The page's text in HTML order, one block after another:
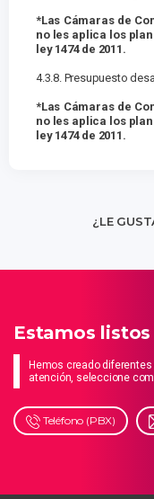
*Las Cámaras de
no les aplica los
ley 1474 de 2011.
4.3.8. Presupuesto
*Las Cámaras de
no les aplica los
ley 1474 de 2011.
¿LE
Estamos
Hemos creado
atención, seleccione
Teléfono (PBX)